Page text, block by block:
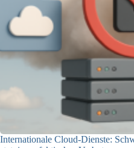
Internationale Cloud-Dienste: